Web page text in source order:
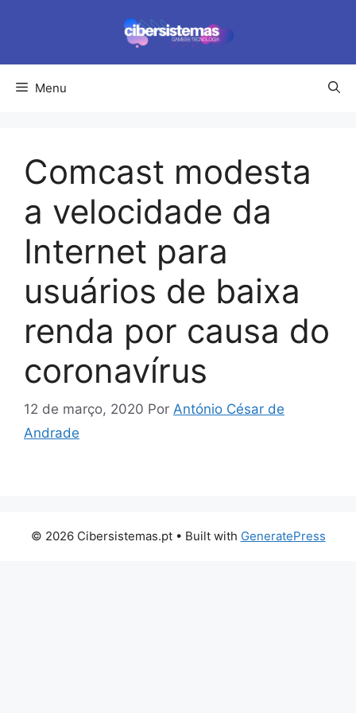
conteúdo
Menu
Comcast modesta
a velocidade da
Internet para
usuários de baixa
renda por causa do
coronavírus
12 de março, 2020 Por António César de
Andrade
© 2026 Cibersistemas.pt• Built with GeneratePress